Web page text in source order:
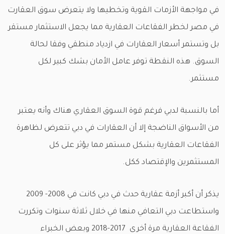
في مواجهة الأزمات القوية وتخطيها ولا يتعرض سوق العقارت
في مصر لخطر الفقاعات العقارية مما يجعل الاستثمار مستقر
بل وتستمر أسعار العقارات في ازدياد منطقي وفقا لحالة
السوق. هذه النقطة توفر عامل الأمان بشك كبير لكل
مستثمر.
أما بالنسبة لدبي فرغم قوة السوق العقاري هناك وأنه يعتبر
من الأسواق الناضجة إلا أن العقارات في دبي تتعرض لظاهرة
الفقاعات العقارية بشكل مستمر مما يؤثر على كل
المستثمرين والإقتصاد ككل.
يذكر أن أكبر أزمة عقارية حدث في دبي كانت في 2008- 2009
واستطاعت دبي التعافي منها في خلال ثلاثة سنوات وتكررت
الفقاعة العقارية مرة أخرى 2017-2018 وبعض الخبراء